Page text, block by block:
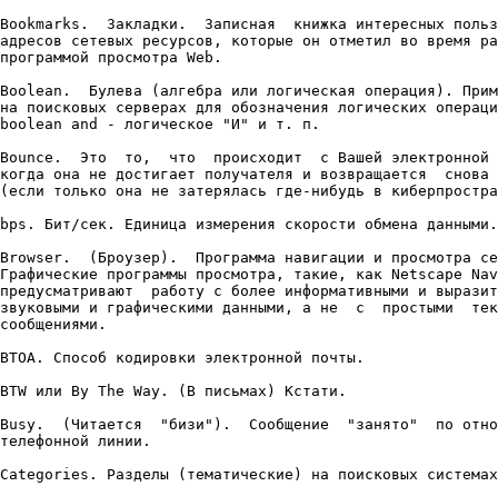
Bookmarks.  Закладки.  Записная  книжка интересных
адресов сетевых ресурсов, которые он отметил во время
программой просмотра Web.
Boolean.  Булева (алгебра или логическая операция).
на поисковых серверах для обозначения логических
boolean and - логическое "И" и т. п.
Bounce.  Это  то,  что  происходит  с Вашей электронной
когда она не достигает получателя и возвращается
(если только она не затерялась где-нибудь в
bps. Бит/сек. Единица измерения скорости обмена данными.
Browser.  (Броузер).  Программа навигации и просмотра
Графические программы просмотра, такие, как Netscape
предусматривают  работу с более информативными и
звуковыми и графическими данными, а не  с  простыми
сообщениями.
BTOA. Способ кодировки электронной почты.
BTW или By The Way. (В письмах) Кстати.
Busy.  (Читается  "бизи").  Сообщение  "занято"  по
телефонной линии.
Categories. Разделы (тематические) на поисковых системах